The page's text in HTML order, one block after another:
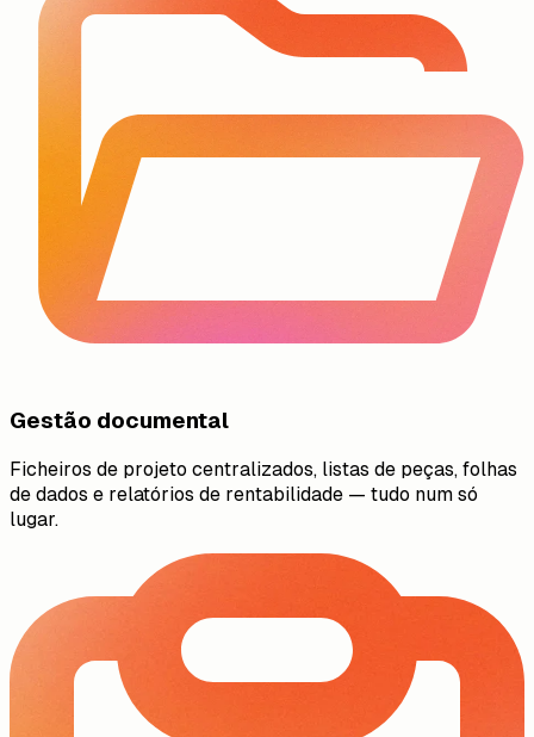
Gestão documental
Ficheiros de projeto centralizados, listas de peças, folhas
de dados e relatórios de rentabilidade — tudo num só
lugar.